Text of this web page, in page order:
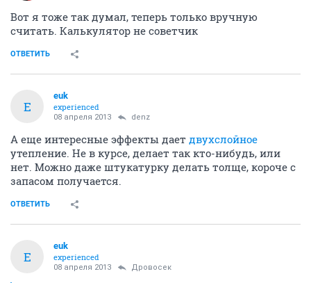
Вот я тоже так думал, теперь только вручную
считать. Калькулятор не советчик
ОТВЕТИТЬ
E
euk
experienced
08 апреля 2013 denz
А еще интересные эффекты дает двухслойное
утепление. Не в курсе, делает так кто-нибудь, или
нет. Можно даже штукатурку делать толще, короче с
запасом получается.
ОТВЕТИТЬ
E
euk
experienced
08 апреля 2013 Дровосек